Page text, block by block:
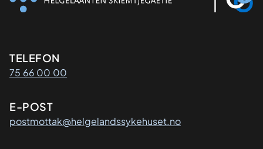
Kontaktinformasjon
TELEFON
75 66 00 00
E-POST
postmottak@helgelandssykehuset.no